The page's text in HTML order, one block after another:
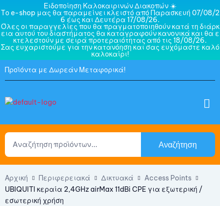
Ειδοποίηση Καλοκαιρινών Διακοπών ☀️
Το e-shop μας θα παραμείνει κλειστό από Παρασκευή 07/08/2
6 έως και Δευτέρα 17/08/26.
Όλες οι παραγγελίες που θα πραγματοποιηθούν κατά τη διάρκ
εια αυτού του διαστήματος θα καταγραφούν κανονικά και θα ε
κτελεστούν με σειρά προτεραιότητας από τις 18/08/26.
Σας ευχαριστούμε για την κατανόηση και σας ευχόμαστε καλό
καλοκαίρι!
Προϊόντα με Δωρεάν Μεταφορικά!
Αναζήτηση
Αρχική Περιφερειακά Δικτυακά
Access Points
UBIQUITI κεραία 2,4GHz airMax 11dBi CPE για εξωτερική /
εσωτερική χρήση